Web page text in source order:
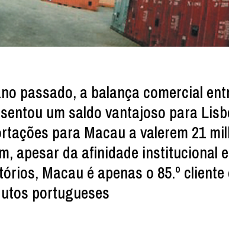
passado, a balança comercial
um saldo vantajoso para
para Macau a valerem 21
apesar da afinidade institucional
Macau é apenas o 85.º
portugueses